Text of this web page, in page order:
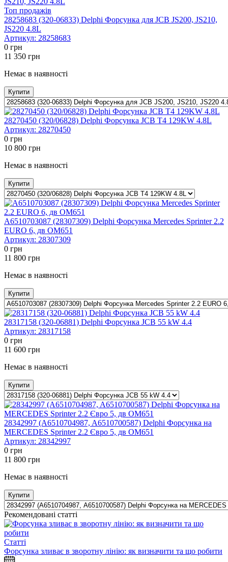
Топ продажів
28258683 (320-06833) Delphi Форсунка для JCB JS200, JS210,
JS220 4.8L
Артикул: 28258683
0 грн
11 350 грн
Немає в наявності
Купити
28270450 (320/06828) Delphi Форсунка JCB T4 129KW 4.8L
Артикул: 28270450
0 грн
10 800 грн
Немає в наявності
Купити
A6510703087 (28307309) Delphi Форсунка Mercedes Sprinter 2.2
EURO 6, дв OM651
Артикул: 28307309
0 грн
11 800 грн
Немає в наявності
Купити
28317158 (320-06881) Delphi Форсунка JCB 55 kW 4.4
Артикул: 28317158
0 грн
11 600 грн
Немає в наявності
Купити
28342997 (A6510704987, A6510700587) Delphi Форсунка на
MERCEDES Sprinter 2.2 Євро 5, дв OM651
Артикул: 28342997
0 грн
11 800 грн
Немає в наявності
Купити
Рекомендовані статті
Статті
Форсунка зливає в зворотну лінію: як визначити та що робити